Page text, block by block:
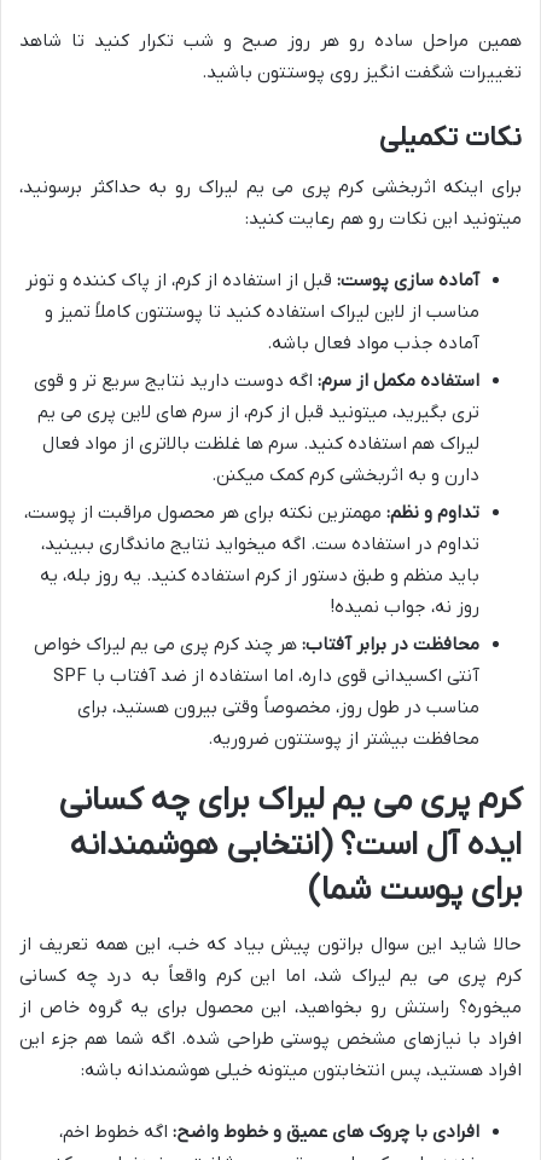
همین مراحل ساده رو هر روز صبح و شب تکرار کنید تا شاهد
تغییرات شگفت انگیز روی پوستتون باشید.
نکات تکمیلی
برای اینکه اثربخشی کرم پری می یم لیراک رو به حداکثر برسونید،
میتونید این نکات رو هم رعایت کنید:
آماده سازی پوست: قبل از استفاده از کرم، از پاک کننده و تونر
مناسب از لاین لیراک استفاده کنید تا پوستتون کاملاً تمیز و
آماده جذب مواد فعال باشه.
استفاده مکمل از سرم: اگه دوست دارید نتایج سریع تر و قوی
تری بگیرید، میتونید قبل از کرم، از سرم های لاین پری می یم
لیراک هم استفاده کنید. سرم ها غلظت بالاتری از مواد فعال
دارن و به اثربخشی کرم کمک میکنن.
تداوم و نظم: مهمترین نکته برای هر محصول مراقبت از پوست،
تداوم در استفاده ست. اگه میخواید نتایج ماندگاری ببینید،
باید منظم و طبق دستور از کرم استفاده کنید. یه روز بله، یه
روز نه، جواب نمیده!
محافظت در برابر آفتاب: هر چند کرم پری می یم لیراک خواص
آنتی اکسیدانی قوی داره، اما استفاده از ضد آفتاب با SPF
مناسب در طول روز، مخصوصاً وقتی بیرون هستید، برای
محافظت بیشتر از پوستتون ضروریه.
کرم پری می یم لیراک برای چه کسانی
ایده آل است؟ (انتخابی هوشمندانه
برای پوست شما)
حالا شاید این سوال براتون پیش بیاد که خب، این همه تعریف از
کرم پری می یم لیراک شد، اما این کرم واقعاً به درد چه کسانی
میخوره؟ راستش رو بخواهید، این محصول برای یه گروه خاص از
افراد با نیازهای مشخص پوستی طراحی شده. اگه شما هم جزء این
افراد هستید، پس انتخابتون میتونه خیلی هوشمندانه باشه:
افرادی با چروک های عمیق و خطوط واضح: اگه خطوط اخم،